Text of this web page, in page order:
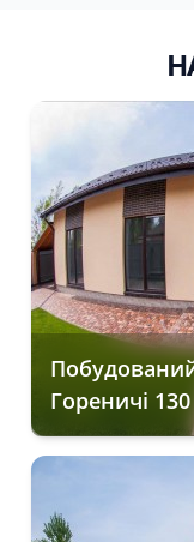
Гореничі